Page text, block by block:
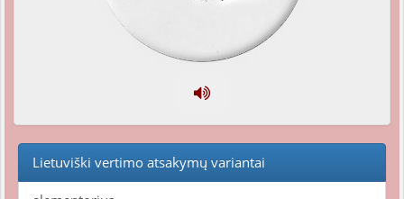
Lietuviški vertimo atsakymų variantai